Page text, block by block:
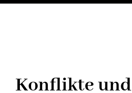
Konflikte und